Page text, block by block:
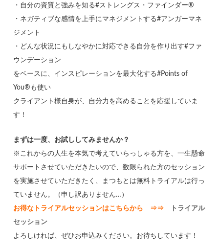
・自分の資質と強みを知る#ストレングス・ファインダー®
・ネガティブな感情を上手にマネジメントする#アンガーマネ
ジメント
・どんな状況にもしなやかに対応できる自分を作り出す#ファ
ウンデーション
をベースに、インスピレーションを最大化する#Points of
You®も使い
クライアント様自身が、自分力を高めることを応援していま
す！
まずは一度、お試ししてみませんか？
※これからの人生を本気で考えていらっしゃる方を、一生懸命
サポートさせていただきたいので、数限られた方のセッション
を実施させていただきたく、まつもとは無料トライアルは行っ
ていません。（申し訳ありません…）
お得なトライアルセッションはこちらから ⇒⇒
トライアル
セッション
よろしければ、ぜひお申込みください。お待ちしています！